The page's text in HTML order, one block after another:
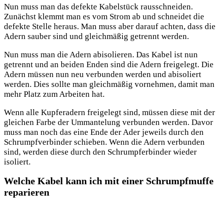
Nun muss man das defekte Kabelstück rausschneiden.
Zunächst klemmt man es vom Strom ab und schneidet die
defekte Stelle heraus. Man muss aber darauf achten, dass die
Adern sauber sind und gleichmäßig getrennt werden.
Nun muss man die Adern abisolieren. Das Kabel ist nun
getrennt und an beiden Enden sind die Adern freigelegt. Die
Adern müssen nun neu verbunden werden und abisoliert
werden. Dies sollte man gleichmäßig vornehmen, damit man
mehr Platz zum Arbeiten hat.
Wenn alle Kupferadern freigelegt sind, müssen diese mit der
gleichen Farbe der Ummantelung verbunden werden. Davor
muss man noch das eine Ende der Ader jeweils durch den
Schrumpfverbinder schieben. Wenn die Adern verbunden
sind, werden diese durch den Schrumpferbinder wieder
isoliert.
Welche Kabel kann ich mit einer Schrumpfmuffe
reparieren